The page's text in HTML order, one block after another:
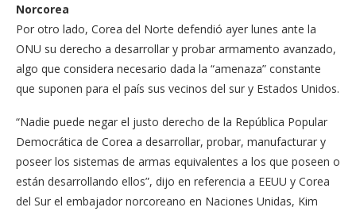
Norcorea
Por otro lado, Corea del Norte defendió ayer lunes ante la
ONU su derecho a desarrollar y probar armamento avanzado,
algo que considera necesario dada la “amenaza” constante
que suponen para el país sus vecinos del sur y Estados Unidos.
“Nadie puede negar el justo derecho de la República Popular
Democrática de Corea a desarrollar, probar, manufacturar y
poseer los sistemas de armas equivalentes a los que poseen o
están desarrollando ellos”, dijo en referencia a EEUU y Corea
del Sur el embajador norcoreano en Naciones Unidas, Kim